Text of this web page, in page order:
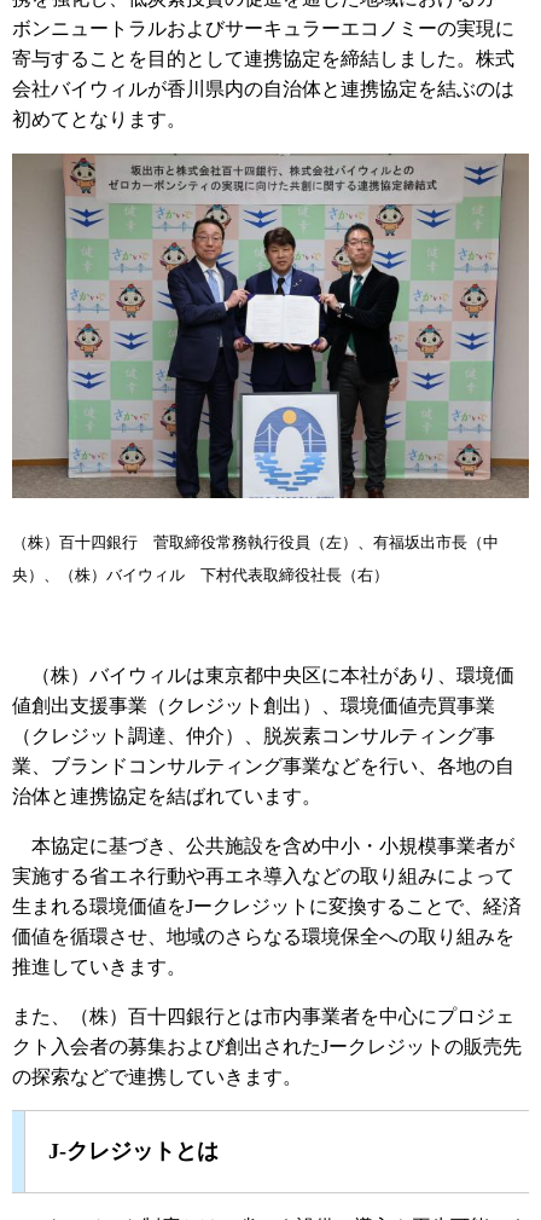
ボンニュートラルおよびサーキュラーエコノミーの実現に
寄与することを目的として連携協定を締結しました。株式
会社バイウィルが香川県内の自治体と連携協定を結ぶのは
初めてとなります。
（株）百十四銀行 菅取締役常務執行役員（左）、有福坂出市長（中
央）、（株）バイウィル 下村代表取締役社長（右）
（株）バイウィルは東京都中央区に本社があり、環境価
値創出支援事業（クレジット創出）、環境価値売買事業
（クレジット調達、仲介）、脱炭素コンサルティング事
業、ブランドコンサルティング事業などを行い、各地の自
治体と連携協定を結ばれています。
本協定に基づき、公共施設を含め中小・小規模事業者が
実施する省エネ行動や再エネ導入などの取り組みによって
生まれる環境価値をJークレジットに変換することで、経済
価値を循環させ、地域のさらなる環境保全への取り組みを
推進していきます。
また、（株）百十四銀行とは市内事業者を中心にプロジェ
クト入会者の募集および創出されたJークレジットの販売先
の探索などで連携していきます。
J-クレジットとは